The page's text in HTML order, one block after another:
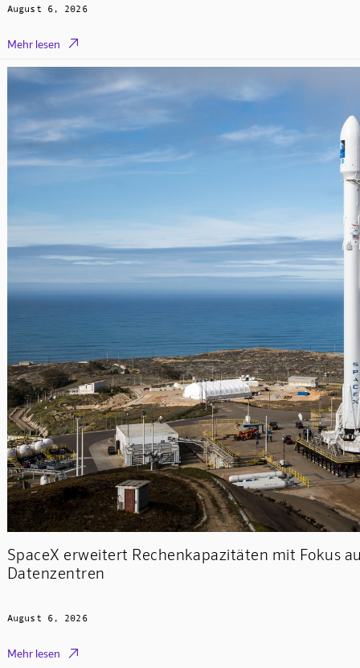
August 6, 2026
Mehr lesen 
SpaceX erweitert Rechenkapazitäten mit Fokus
Datenzentren
August 6, 2026
Mehr lesen 